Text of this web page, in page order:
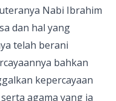
Nabi Ibrahim
dan hal yang
telah berani
bahkan
kepercayaan
agama yang ia